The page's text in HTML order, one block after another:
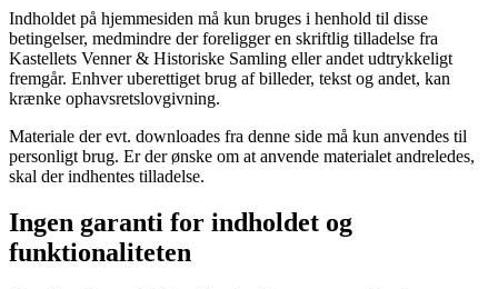
Indholdet på hjemmesiden må kun bruges i henhold til disse
betingelser, medmindre der foreligger en skriftlig tilladelse fra
Kastellets Venner & Historiske Samling eller andet udtrykkeligt
fremgår. Enhver uberettiget brug af billeder, tekst og andet, kan
krænke ophavsretslovgivning.
Materiale der evt. downloades fra denne side må kun anvendes til
personligt brug. Er der ønske om at anvende materialet andreledes,
skal der indhentes tilladelse.
Ingen garanti for indholdet og
funktionaliteten